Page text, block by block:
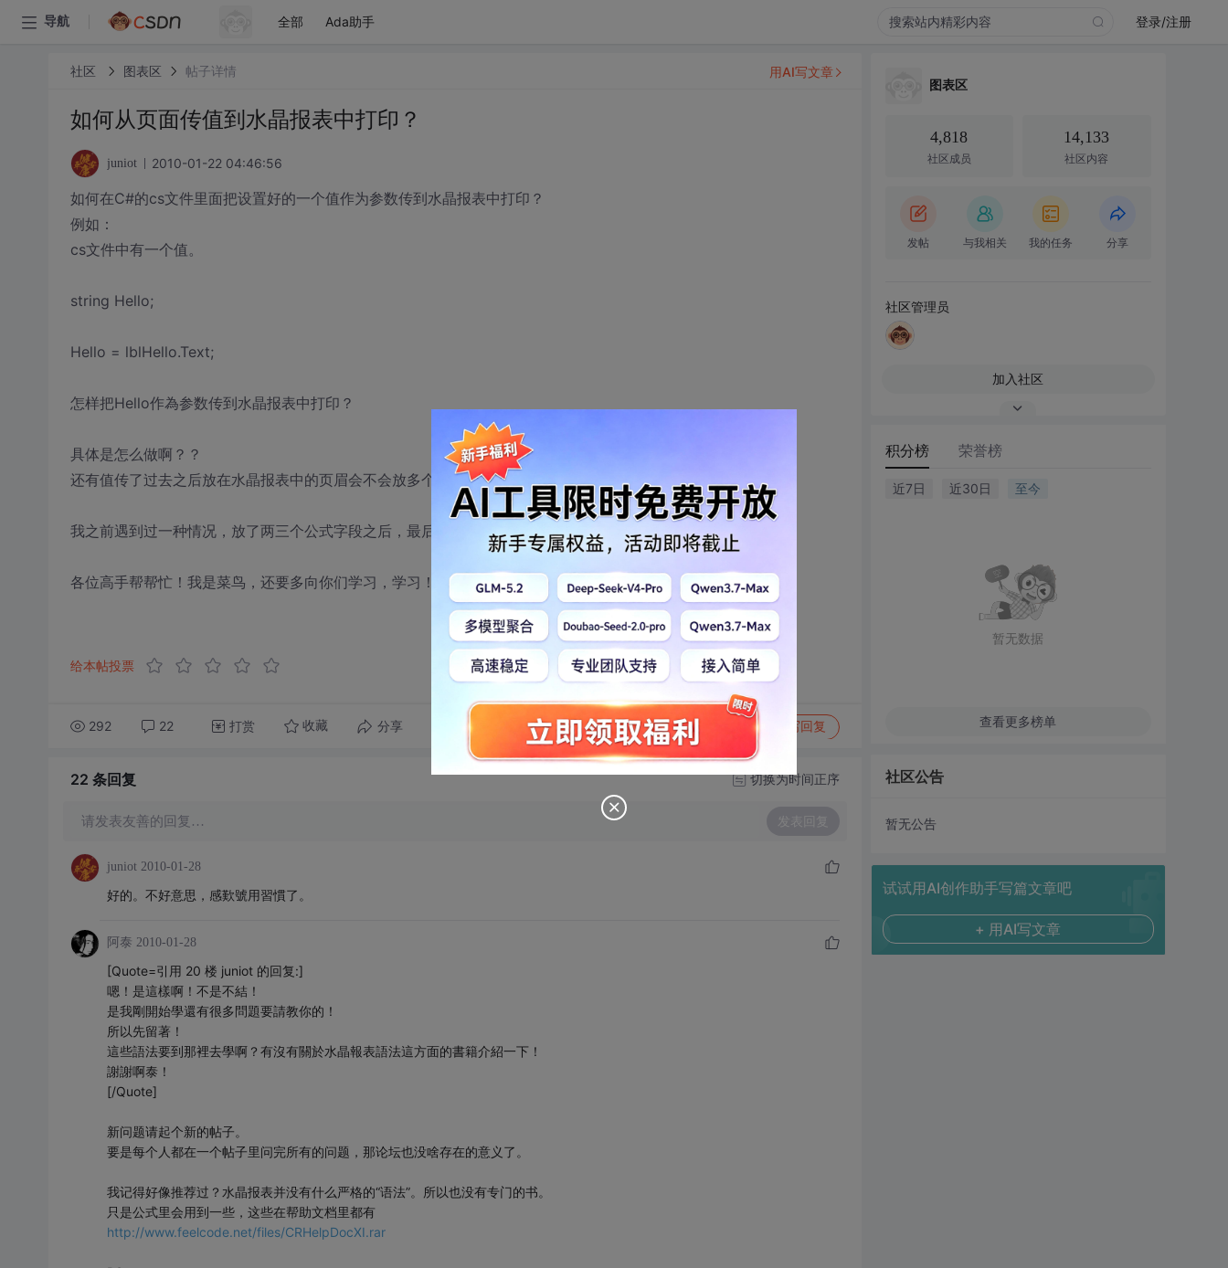
导航 全部 Ada助手 登录/注册
社区 图表区 帖子详情
如何从页面传值到水晶报表中打印？
juniot 2010-01-22 04:46:56
如何在C#的cs文件里面把设置好的一个值作为参数传到水晶报表中打印？
例如：
cs文件中有一个值。
string Hello;
Hello = lblHello.Text;
怎样把Hello作為参数传到水晶报表中打印？
具体是怎么做啊？？
还有值传了过去之后放在水晶报表中的页眉会不会放多个值后就只显示一个的？
我之前遇到过一种情况，放了两三个公式字段之后，最后打印报表时只显示一个！
各位高手帮帮忙！我是菜鸟，还要多向你们学习，学习！
给本帖投票
292 22 打赏 收藏 分享 转发到动态 举报 写回复
用AI写文章
22 条回复 切换为时间正序
请发表友善的回复… 发表回复
juniot 2010-01-28
好的。不好意思，感歎號用習慣了。
阿泰 2010-01-28
[Quote=引用 20 楼 juniot 的回复:]
嗯！是這樣啊！不是不結！
是我剛開始學還有很多問題要請教你的！
所以先留著！
這些語法要到那裡去學啊？有沒有關於水晶報表語法這方面的書籍介紹一下！
謝謝啊泰！
[/Quote]
新问题请起个新的帖子。
要是每个人都在一个帖子里问完所有的问题，那论坛也没啥存在的意义了。
我记得好像推荐过？水晶报表并没有什么严格的“语法”。所以也没有专门的书。
只是公式里会用到一些，这些在帮助文档里都有
http://www.feelcode.net/files/CRHelpDocXI.rar
图表区
4,818
社区成员
14,133
社区内容
发帖 与我相关 我的任务 分享
社区管理员
加入社区
积分榜 荣誉榜
近7日 近30日 至今
暂无数据
查看更多榜单
社区公告
暂无公告
试试用AI创作助手写篇文章吧
+ 用AI写文章